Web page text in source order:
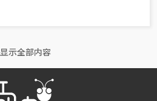
示全部内容